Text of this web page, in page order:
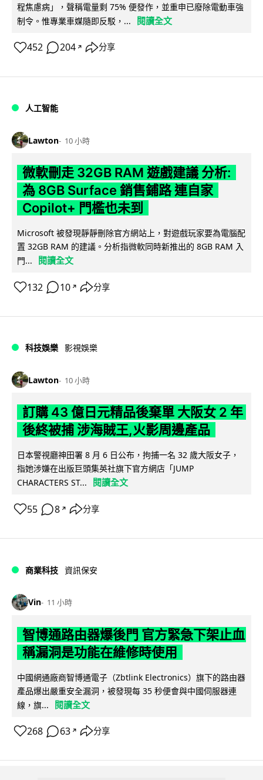
程焦慮病」，聲稱電量剩 75% 便發作，並重申已廢除電動車強
制令。惟專業車媒隨即反駁，...
閱讀全文
452 204 ↗ 分享
人工智能
Lawton 10 小時
微軟刪走 32GB RAM 遊戲建議 分析:
為 8GB Surface 銷售鋪路 連自家
Copilot+ 門檻也未到
Microsoft 被發現靜靜刪除官方網站上，對遊戲玩家要為電腦配
置 32GB RAM 的建議。分析指微軟同時新推出的 8GB RAM 入
門...
閱讀全文
132 10 ↗ 分享
科技娛樂 影視娛樂
Lawton 10 小時
訂購 43 億日元精品後棄單 大阪女 2 年
後終被捕 涉海賊王,火影周邊產品
日本警視廳神田署 8 月 6 日公布，拘捕一名 32 歲大阪女子，
指她涉嫌在出版巨頭集英社旗下官方網店「JUMP
CHARACTERS ST...
閱讀全文
55 8 ↗ 分享
商業科技 資訊保安
Vin 11 小時
智博通路由器爆後門 官方緊急下架止血
稱漏洞是功能在維修時使用
中國網通廠商智博通電子（Zbtlink Electronics）旗下的路由器
產品爆出嚴重安全漏洞，被發現每 35 秒便會與中國伺服器連
線，旗...
閱讀全文
268 63 ↗ 分享